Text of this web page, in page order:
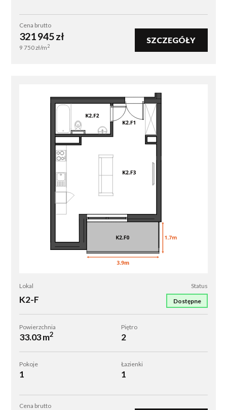
Cena brutto
321 945zł
9 750zł/m2
SZCZEGÓŁY
F
Lokal
K2-F
Status
Dostępne
Powierzchnia
33.03 m2
Piętro
2
Pokoje
1
Łazienki
1
Cena brutto